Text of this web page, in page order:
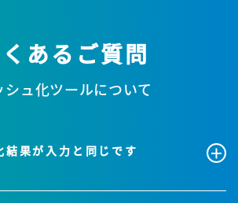
あるご質問
シュ化ツールについて
結果が入力と同じです